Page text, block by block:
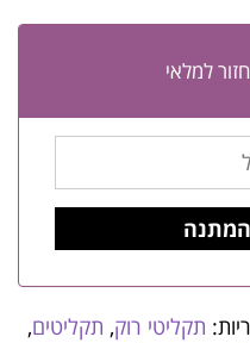
למלאי
תקליטי רוק, תקליטים,